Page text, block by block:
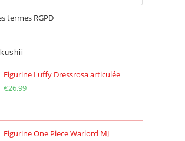
termes RGPD
Figurine Luffy Dressrosa articulée
€26.99
Figurine One Piece Warlord MJ